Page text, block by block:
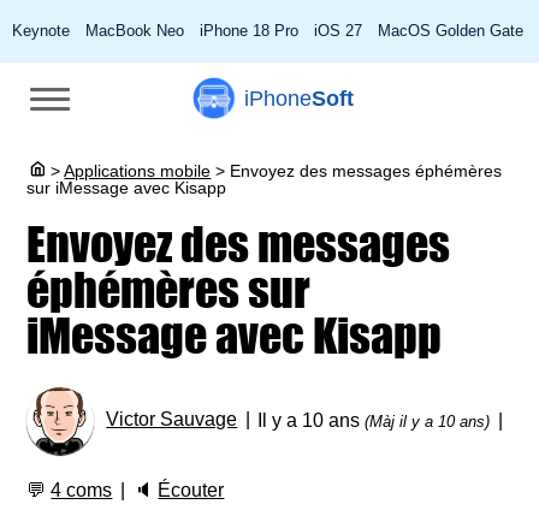
Keynote MacBook Neo iPhone 18 Pro iOS 27 MacOS Golden Gate
iPhoneSoft
> Applications mobile > Envoyez des messages éphémères
sur iMessage avec Kisapp
Envoyez des messages
éphémères sur
iMessage avec Kisapp
Victor Sauvage Il y a 10 ans(Màj il y a 10 ans)
💬4 coms 🔈 Écouter